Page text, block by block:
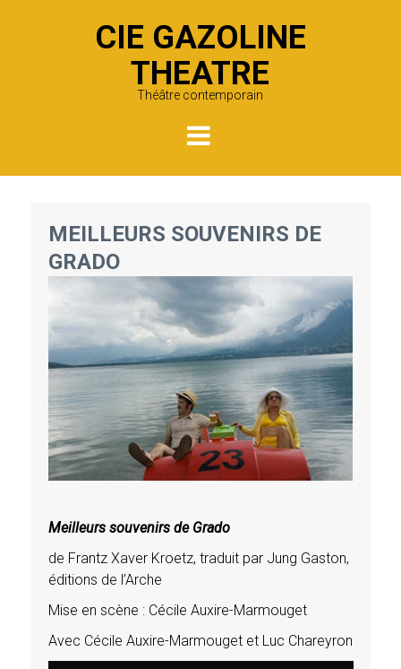
CIE GAZOLINE
THEATRE
Théâtre contemporain
MEILLEURS SOUVENIRS DE
GRADO
Meilleurs souvenirs de Grado
de Frantz Xaver Kroetz, traduit par Jung Gaston,
éditions de l’Arche
Mise en scène : Cécile Auxire-Marmouget
Avec Cécile Auxire-Marmouget et Luc Chareyron